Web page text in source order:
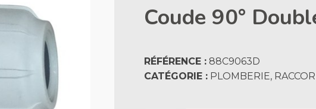
Coude 90°
RÉFÉRENCE : 88C9063D
CATÉGORIE : PLOMBERIE,